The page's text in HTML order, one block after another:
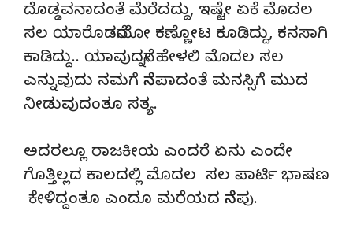
ದೊಡ್ಡವನಾದಂತೆ ಮೆರೆದದ್ದು, ಇಷ್ಟೇ ಏಕೆ ಮೊದಲ
ಸಲ ಯಾರೊಡನೆಯೋ ಕಣ್ಣೋಟ ಕೂಡಿದ್ದು, ಕನಸಾಗಿ
ಕಾಡಿದ್ದು.. ಯಾವುದನ್ನೇ ಹೇಳಲಿ ಮೊದಲ ಸಲ
ಎನ್ನುವುದು ನಮಗೆ ನೆನಪಾದಂತೆ ಮನಸ್ಸಿಗೆ ಮುದ
ನೀಡುವುದಂತೂ ಸತ್ಯ.
ಅದರಲ್ಲೂ ರಾಜಕೀಯ ಎಂದರೆ ಏನು ಎಂದೇ
ಗೊತ್ತಿಲ್ಲದ ಕಾಲದಲ್ಲಿ ಮೊದಲ ಸಲ ಪಾರ್ಟಿ ಭಾಷಣ
ಕೇಳಿದ್ದಂತೂ ಎಂದೂ ಮರೆಯದ ನೆನಪು.